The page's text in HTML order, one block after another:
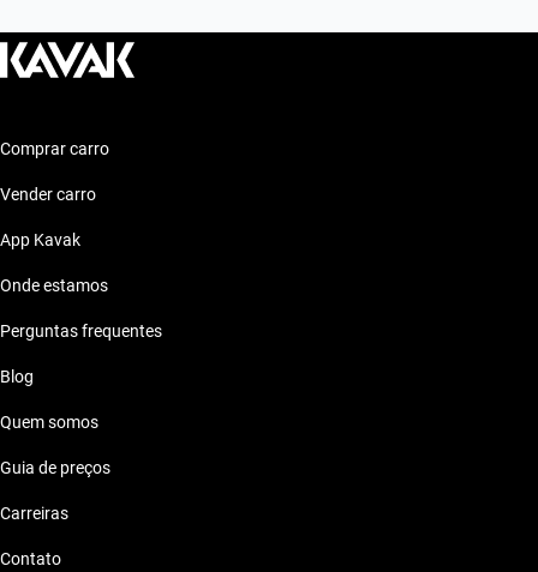
Comprar carro
Vender carro
App Kavak
Onde estamos
Perguntas frequentes
Blog
Quem somos
Guia de preços
Carreiras
Contato